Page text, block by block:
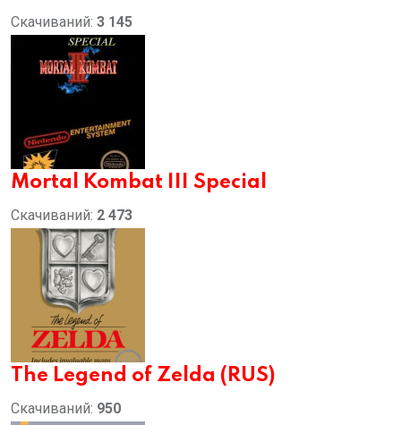
Скачиваний: 3 145
Mortal Kombat III Special
Скачиваний: 2 473
The Legend of Zelda (RUS)
Скачиваний: 950